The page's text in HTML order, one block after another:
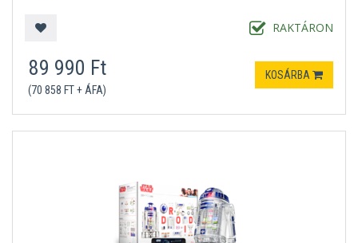
RAKTÁRON
89 990 Ft
(70 858 FT + ÁFA)
KOSÁRBA